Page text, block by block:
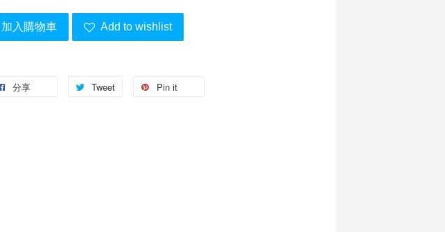
加入購物車 Add to wishlist
分享 Tweet Pin it